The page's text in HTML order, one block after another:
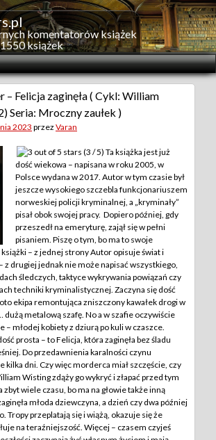
komentatorów książek
książek
– Felicja zaginęła ( Cykl: William
Seria: Mroczny zaułek )
2023przez Varan
(3 / 5) Ta książka jest już
dość wiekowa – napisana w roku 2005, w
Polsce wydana w 2017. Autor w tym czasie był
jeszcze wysokiego szczebla funkcjonariuszem
norweskiej policji kryminalnej, a „kryminały”
pisał obok swojej pracy. Dopiero później, gdy
przeszedł na emeryturę, zajął się w pełni
pisaniem. Piszę o tym, bo ma to swoje
– z jednej strony Autor opisuje świat i
z drugiej jednak nie może napisać wszystkiego,
śledczych, taktyce wykrywania powiązań czy
techniki kryminalistycznej. Zaczyna się dość
ekipa remontująca zniszczony kawałek drogi w
metalową szafę. No a w szafie oczywiście
– młodej kobiety z dziurą po kuli w czaszce.
prosta – to Felicja, która zaginęła bez śladu
Do przedawnienia karalności czynu
kilka dni. Czy więc morderca miał szczęście, czy
Wisting zdąży go wykryć i złapać przed tym
wiele czasu, bo ma na głowie także inną
młoda dziewczyna, a dzień czy dwa później
Tropy przeplatają się i wiążą, okazuje się że
na teraźniejszość. Więcej – czasem czyjeś